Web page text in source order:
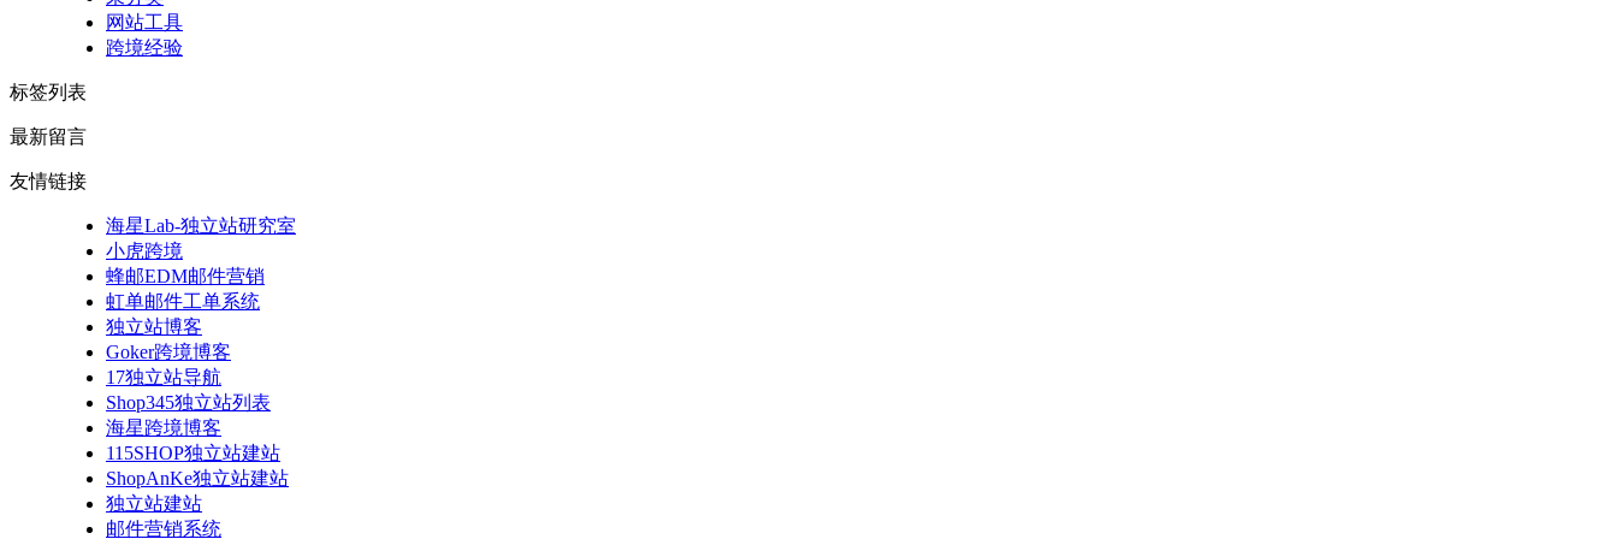
网站工具
跨境经验
标签列表
最新留言
友情链接
海星Lab-独立站研究室
小虎跨境
蜂邮EDM邮件营销
虹单邮件工单系统
独立站博客
Goker跨境博客
17独立站导航
Shop345独立站列表
海星跨境博客
115SHOP独立站建站
ShopAnKe独立站建站
独立站建站
邮件营销系统